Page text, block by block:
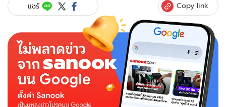
แชร์ Copy link